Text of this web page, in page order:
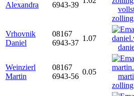
Alexandra
6943-39
Vrhovnik
Daniel
08167
6943-37
1.07
Weinzierl
Martin
08167
6943-56
0.05